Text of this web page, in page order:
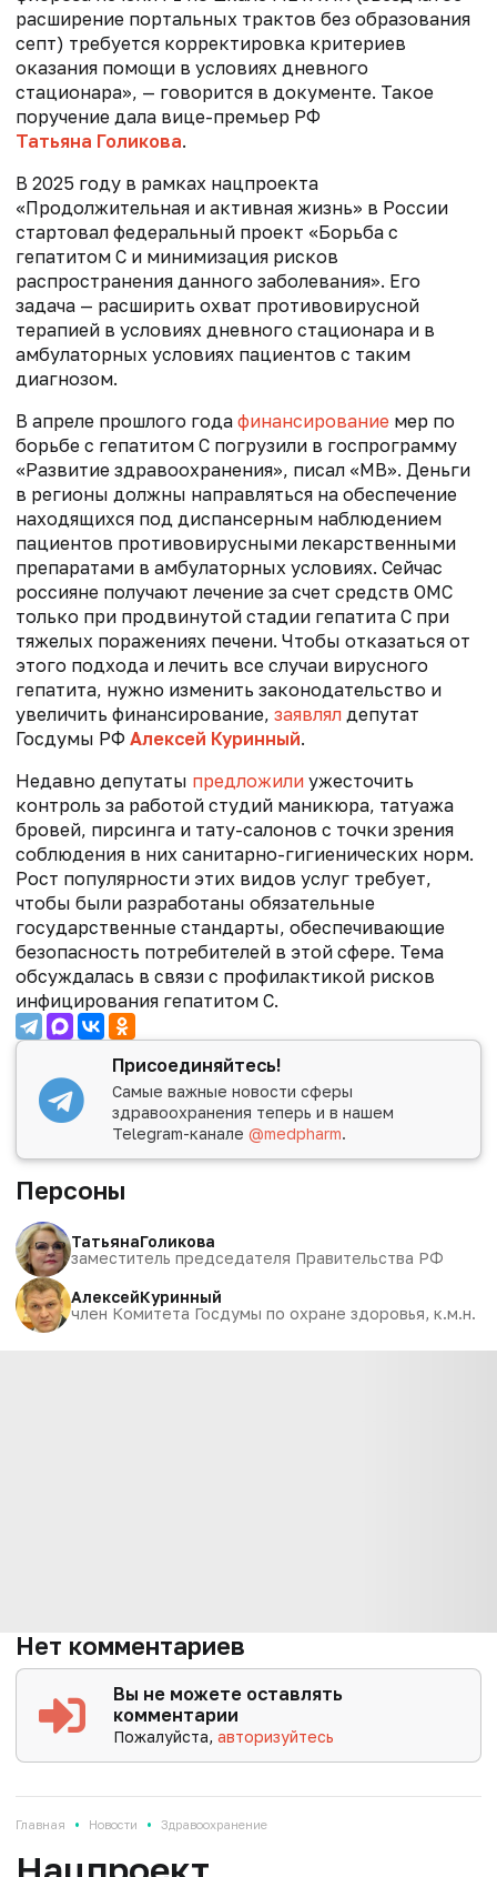
расширение портальных трактов без образования
септ) требуется корректировка критериев
оказания помощи в условиях дневного
стационара», — говорится в документе. Такое
поручение дала вице-премьер РФ
Татьяна Голикова.
В 2025 году в рамках нацпроекта
«Продолжительная и активная жизнь» в России
стартовал федеральный проект «Борьба с
гепатитом С и минимизация рисков
распространения данного заболевания». Его
задача — расширить охват противовирусной
терапией в условиях дневного стационара и в
амбулаторных условиях пациентов с таким
диагнозом.
В апреле прошлого года финансирование мер по
борьбе с гепатитом С погрузили в госпрограмму
«Развитие здравоохранения», писал «МВ». Деньги
в регионы должны направляться на обеспечение
находящихся под диспансерным наблюдением
пациентов противовирусными лекарственными
препаратами в амбулаторных условиях. Сейчас
россияне получают лечение за счет средств ОМС
только при продвинутой стадии гепатита C при
тяжелых поражениях печени. Чтобы отказаться от
этого подхода и лечить все случаи вирусного
гепатита, нужно изменить законодательство и
увеличить финансирование, заявлял депутат
Госдумы РФ Алексей Куринный.
Недавно депутаты предложили ужесточить
контроль за работой студий маникюра, татуажа
бровей, пирсинга и тату-салонов с точки зрения
соблюдения в них санитарно-гигиенических норм.
Рост популярности этих видов услуг требует,
чтобы были разработаны обязательные
государственные стандарты, обеспечивающие
безопасность потребителей в этой сфере. Тема
обсуждалась в связи с профилактикой рисков
инфицирования гепатитом C.
Присоединяйтесь!
Самые важные новости сферы
здравоохранения теперь и в нашем
Telegram-канале@medpharm.
Персоны
ТатьянаГоликова
заместитель председателя Правительства РФ
АлексейКуринный
член Комитета Госдумы по охране здоровья, к.м.н.
Нет комментариев
Вы не можете оставлять
комментарии
Пожалуйста,авторизуйтесь
Главная • Новости • Здравоохранение